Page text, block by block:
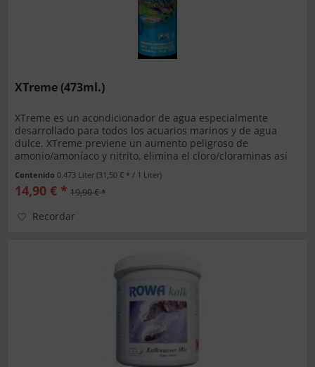
XTreme (473ml.)
XTreme es un acondicionador de agua especialmente
desarrollado para todos los acuarios marinos y de agua
dulce. XTreme previene un aumento peligroso de
amonio/amoníaco y nitrito, elimina el cloro/cloraminas así
Contenido 0.473 Liter(31,50 € * / 1 Liter)
14,90 € * 19,90 € *
Recordar